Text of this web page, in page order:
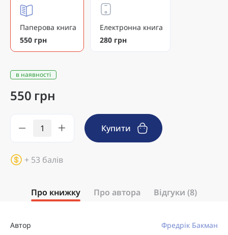
Паперова книга
550 грн
Електронна книга
280 грн
в наявності
550 грн
Купити
+ 53 балів
Про книжку Про автора Відгуки (8)
Автор Фредрік Бакман